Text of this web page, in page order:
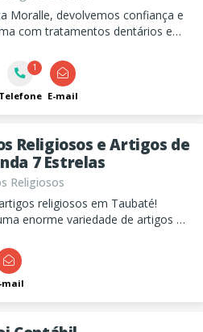
Moralle, devolvemos confiança e
com tratamentos dentários e
facial. Oferecemos serviços
odontologica, clareamento
e rejuvenescimento facial.
1
Telefone E-mail
Religiosos e Artigos de
7 Estrelas
Religiosos
religiosos em Taubaté!
enorme variedade de artigos de
e candomblé, como velas por
e vidros decorativos,
ervas medicinais, imagens, etc.
mail